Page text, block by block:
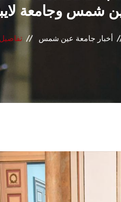
شمس وجامعة
أخبار جامعة عين شمس